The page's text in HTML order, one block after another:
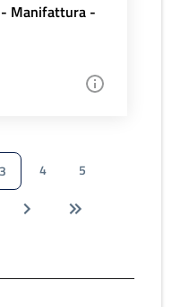
- Manifattura -
3 4
5